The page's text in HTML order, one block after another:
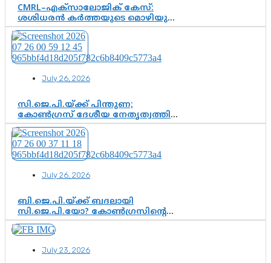
CMRL–എക്‌സാലോജിക് കേസ്:
ശശിധരൻ കർത്തയുടെ മൊഴിയുടെ
അടിസ്ഥാനത്തിൽ പിണറായി
വിജയനെ ചോദ്യം ചെയ്യുന്നതിൽ ഉടൻ
തീരുമാനം; വീണയ്‌ക്കെതിരെ
കൂടുതൽ തെളിവുകൾ പരിശോധിച്ച്
July 26, 2026
സി.ജെ.പി.യ്ക്ക് പിന്തുണ;
കോൺഗ്രസ് ദേശീയ നേതൃത്വത്തിൽ
ആശങ്കയോ? പാർട്ടിക്കുള്ളിൽ
ഭിന്നാഭിപ്രായമെന്ന വിലയിരുത്തൽ
July 26, 2026
ബി.ജെ.പി.യ്ക്ക് ബദലായി
സി.ജെ.പി.യോ? കോൺഗ്രസിന്റെ
രാഷ്ട്രീയ ഇടം കൈവശപ്പെടുത്താൻ
സിജെപി ഉയർന്നുകഴിഞ്ഞോ?
വഴിത്തിരിവ്
July 23, 2026